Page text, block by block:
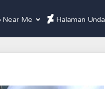
Near Me Halaman